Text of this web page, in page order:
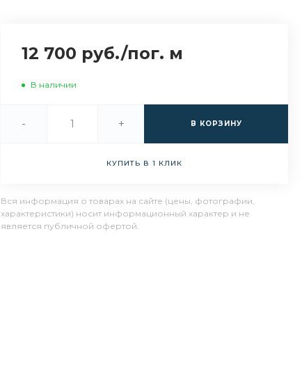
12 700 руб./пог. м
В наличии
- + В КОРЗИНУ
КУПИТЬ В 1 КЛИК
Вся информация о товарах на сайте (цены, фотографии,
характеристики) носит информационный характер и не
является публичной офертой.